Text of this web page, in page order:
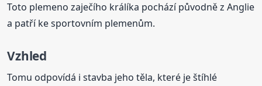
Toto plemeno zaječího králíka pochází původně z Anglie
a patří ke sportovním plemenům.
Vzhled
Tomu odpovídá i stavba jeho těla, které je štíhlé